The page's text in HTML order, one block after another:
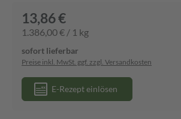
13,86 €
1.386,00 € / 1 kg
sofort lieferbar
Preise inkl. MwSt. ggf. zzgl. Versandkosten
E-Rezept einlösen